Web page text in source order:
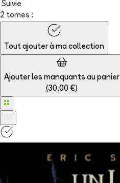
Suivie
2 tomes :
Tout ajouter à ma collection
Ajouter les manquants au panier
(30,00 €)